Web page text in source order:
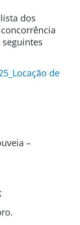
dos
de
–